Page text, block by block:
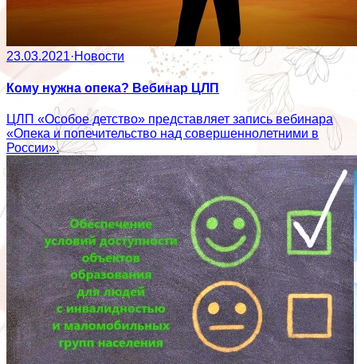
23.03.2021·Новости
Кому нужна опека? Вебинар ЦЛП
ЦЛП «Особое детство» представляет запись вебинара
«Опека и попечительство над совершеннолетними в
России».